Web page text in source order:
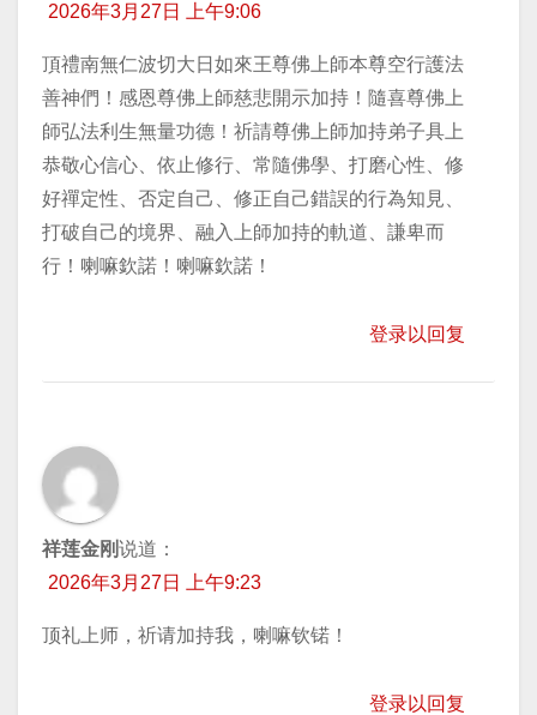
2026年3月27日 上午9:06
頂禮南無仁波切大日如來王尊佛上師本尊空行護法
善神們！感恩尊佛上師慈悲開示加持！隨喜尊佛上
師弘法利生無量功德！祈請尊佛上師加持弟子具上
恭敬心信心、依止修行、常隨佛學、打磨心性、修
好禪定性、否定自己、修正自己錯誤的行為知見、
打破自己的境界、融入上師加持的軌道、謙卑而
行！喇嘛欽諾！喇嘛欽諾！
登录以回复
祥莲金刚说道：
2026年3月27日 上午9:23
顶礼上师，祈请加持我，喇嘛钦锘！
登录以回复